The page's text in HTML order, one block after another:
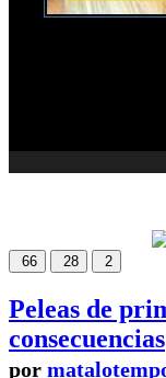
66 28 2
Peleas de
consecuencias
por